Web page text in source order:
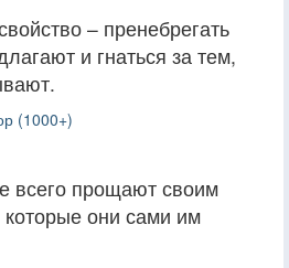
– пренебрегать
и гнаться за тем,
(1000+)
всего прощают своим
которые они сами им